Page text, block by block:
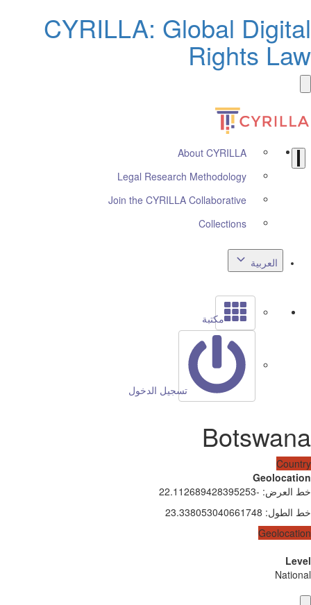
CYRILLA: Global Digital
Rights Law
About CYRILLA
Legal Research Methodology
Join the CYRILLA Collaborative
Collections
العربية
مكتبة
تسجيل الدخول
Botswana
Country
Geolocation
خط العرض:
-22.112689428395253
خط الطول:
23.338053040661748
Geolocation
Level
National